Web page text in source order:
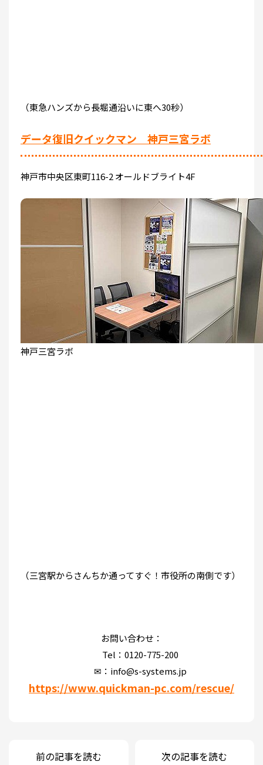
（東急ハンズから長堀通沿いに東へ30秒）
データ復旧クイックマン 神戸三宮ラボ
神戸市中央区東町116-2 オールドブライト4F
神戸三宮ラボ
（三宮駅からさんちか通ってすぐ！市役所の南側です）
お問い合わせ：
Tel：0120-775-200
✉：info@s-systems.jp
https://www.quickman-pc.com/rescue/
前の記事を読む 次の記事を読む